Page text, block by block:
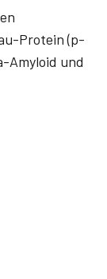
Protein (p-
Amyloid und